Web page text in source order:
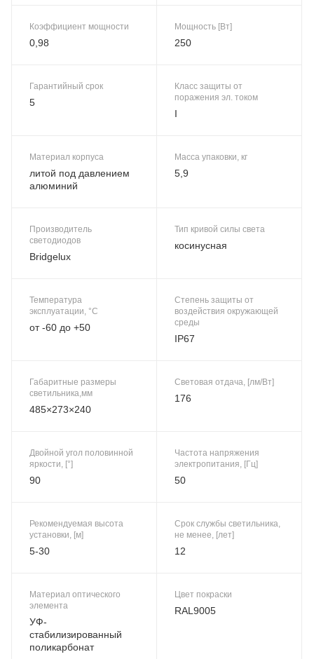
Коэффициент мощности
0,98
Мощность [Вт]
250
Гарантийный срок
5
Класс защиты от
поражения эл. током
I
Материал корпуса
литой под давлением
алюминий
Масса упаковки, кг
5,9
Производитель
светодиодов
Bridgelux
Тип кривой силы света
косинусная
Температура
эксплуатации, °C
от -60 до +50
Степень защиты от
воздействия окружающей
среды
IP67
Габаритные размеры
светильника,мм
485×273×240
Световая отдача, [лм/Вт]
176
Двойной угол половинной
яркости, [°]
90
Частота напряжения
электропитания, [Гц]
50
Рекомендуемая высота
установки, [м]
5-30
Срок службы светильника,
не менее, [лет]
12
Материал оптического
элемента
УФ-
стабилизированный
поликарбонат
Цвет покраски
RAL9005